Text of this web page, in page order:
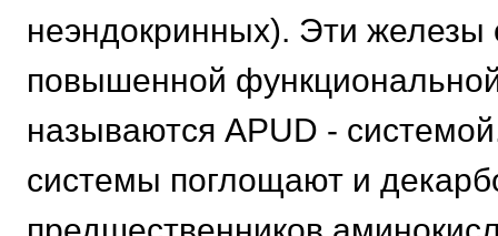
неэндокринных). Эти железы
повышенной
называются APUD -
системы поглощают и